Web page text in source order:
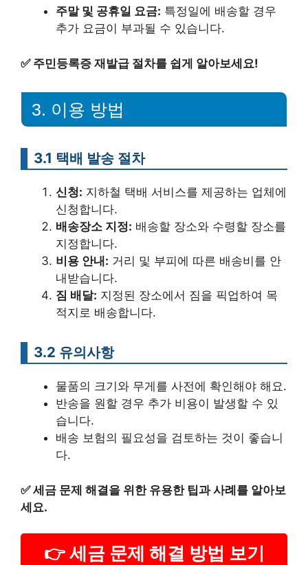
주말 및 공휴일 요금: 특정일에 배송할 경우
추가 요금이 부과될 수 있습니다.
✅ 주민등록증 재발급 절차를 쉽게 알아보세요!
3. 이용 방법
3.1 택배 발송 절차
신청: 지하철 택배 서비스를 제공하는 업체에
신청합니다.
배송장소 지정: 배송할 장소와 수령할 장소를
지정합니다.
비용 안내: 거리 및 부피에 따른 배송비를 안
내받습니다.
짐 배달: 지정된 장소에서 짐을 픽업하여 목
적지로 배송합니다.
3.2 유의사항
물품의 크기와 무게를 사전에 확인해야 해요.
반송을 원할 경우 추가 비용이 발생할 수 있
습니다.
배송 보험의 필요성을 검토하는 것이 좋습니
다.
✅세금 문제 해결을 위한 유용한 팁과 사례를 알아보
세요.
👉 세금 문제 해결 방법 보기